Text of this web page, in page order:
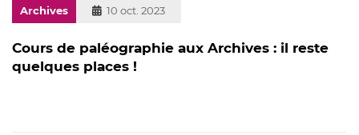
Archives
Publié
10 oct. 2023
Cours de paléographie aux Archives : il reste
quelques places !